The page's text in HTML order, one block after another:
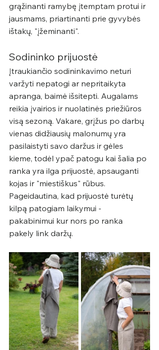
grąžinanti ramybę įtemptam protui ir
jausmams, priartinanti prie gyvybės
ištakų, "įžeminanti".
Sodininko prijuostė
Įtraukiančio sodininkavimo neturi
varžyti nepatogi ar nepritaikyta
apranga, baimė išsitepti. Augalams
reikia įvairios ir nuolatinės priežiūros
visą sezoną. Vakare, grįžus po darbų
vienas didžiausių malonumų yra
pasilaistyti savo daržus ir gėles
kieme, todėl ypač patogu kai šalia po
ranka yra ilga prijuostė, apsauganti
kojas ir "miestiškus" rūbus.
Pageidautina, kad prijuostė turėtų
kilpą patogiam laikymui -
pakabinimui kur nors po ranka
pakely link daržų.